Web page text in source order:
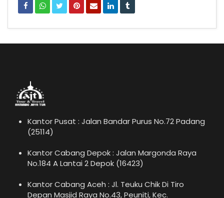
Kantor Pusat : Jalan Bandar Purus No.72 Padang
(25114)
Kantor Cabang Depok : Jalan Margonda Raya
No.184 A Lantai 2 Depok (16423)
Kantor Cabang Aceh : Jl. Teuku Chik Di Tiro
Depan Masjid Raya No.43, Peuniti, Kec.